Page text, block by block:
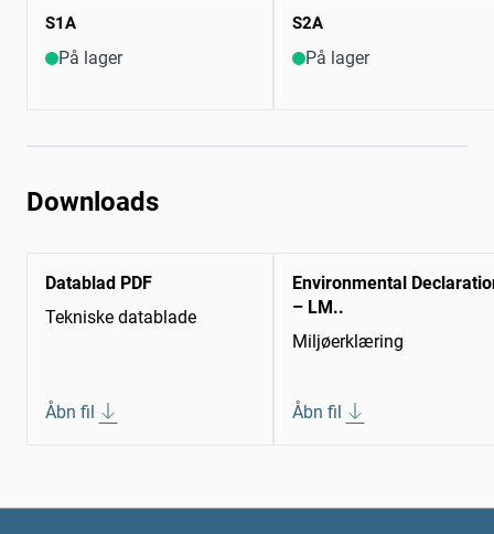
S1A
På lager
S2A
På lager
Downloads
Datablad PDF
Tekniske datablade
Åbn fil
Environmental
– LM..
Miljøerklæring
Åbn fil